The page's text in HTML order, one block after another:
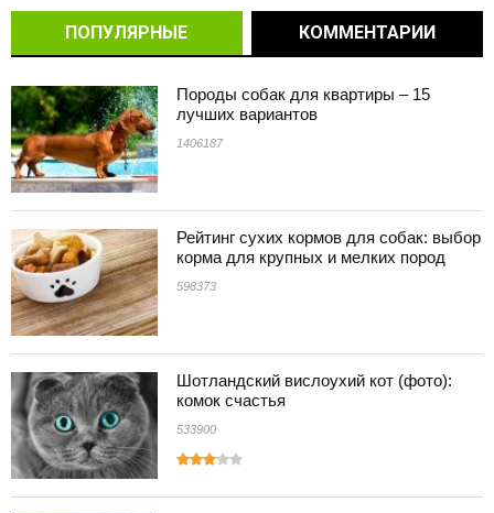
ПОПУЛЯРНЫЕ КОММЕНТАРИИ
Породы собак для квартиры – 15
лучших вариантов
1406187
Рейтинг сухих кормов для собак: выбор
корма для крупных и мелких пород
598373
Шотландский вислоухий кот (фото):
комок счастья
533900